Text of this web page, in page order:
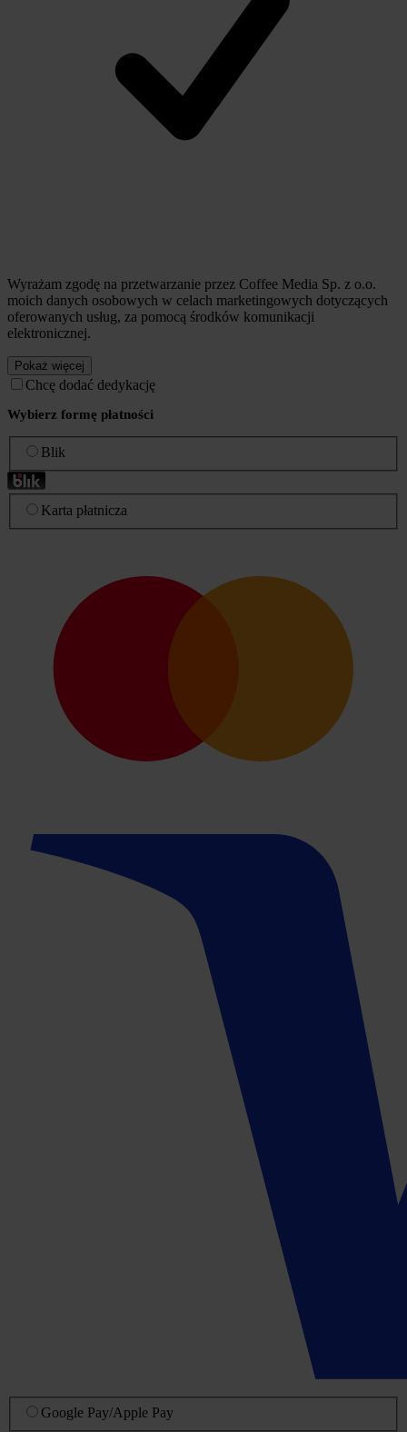
Wyrażam zgodę na przetwarzanie przez Coffee Media Sp. z o.o.
moich danych osobowych w celach marketingowych dotyczących
oferowanych usług, za pomocą środków komunikacji
elektronicznej.
Pokaż więcej
Chcę dodać dedykację
Wybierz formę płatności
Blik
Karta płatnicza
Google Pay/Apple Pay